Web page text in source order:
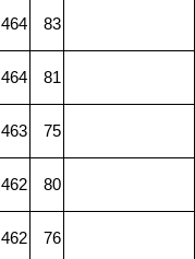
464 83
464 81
463 75
462 80
462 76